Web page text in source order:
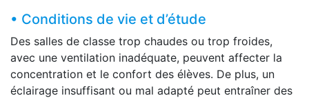
• Conditions de vie et d’étude
Des salles de classe trop chaudes ou trop froides,
avec une ventilation inadéquate, peuvent affecter la
concentration et le confort des élèves. De plus, un
éclairage insuffisant ou mal adapté peut entraîner des